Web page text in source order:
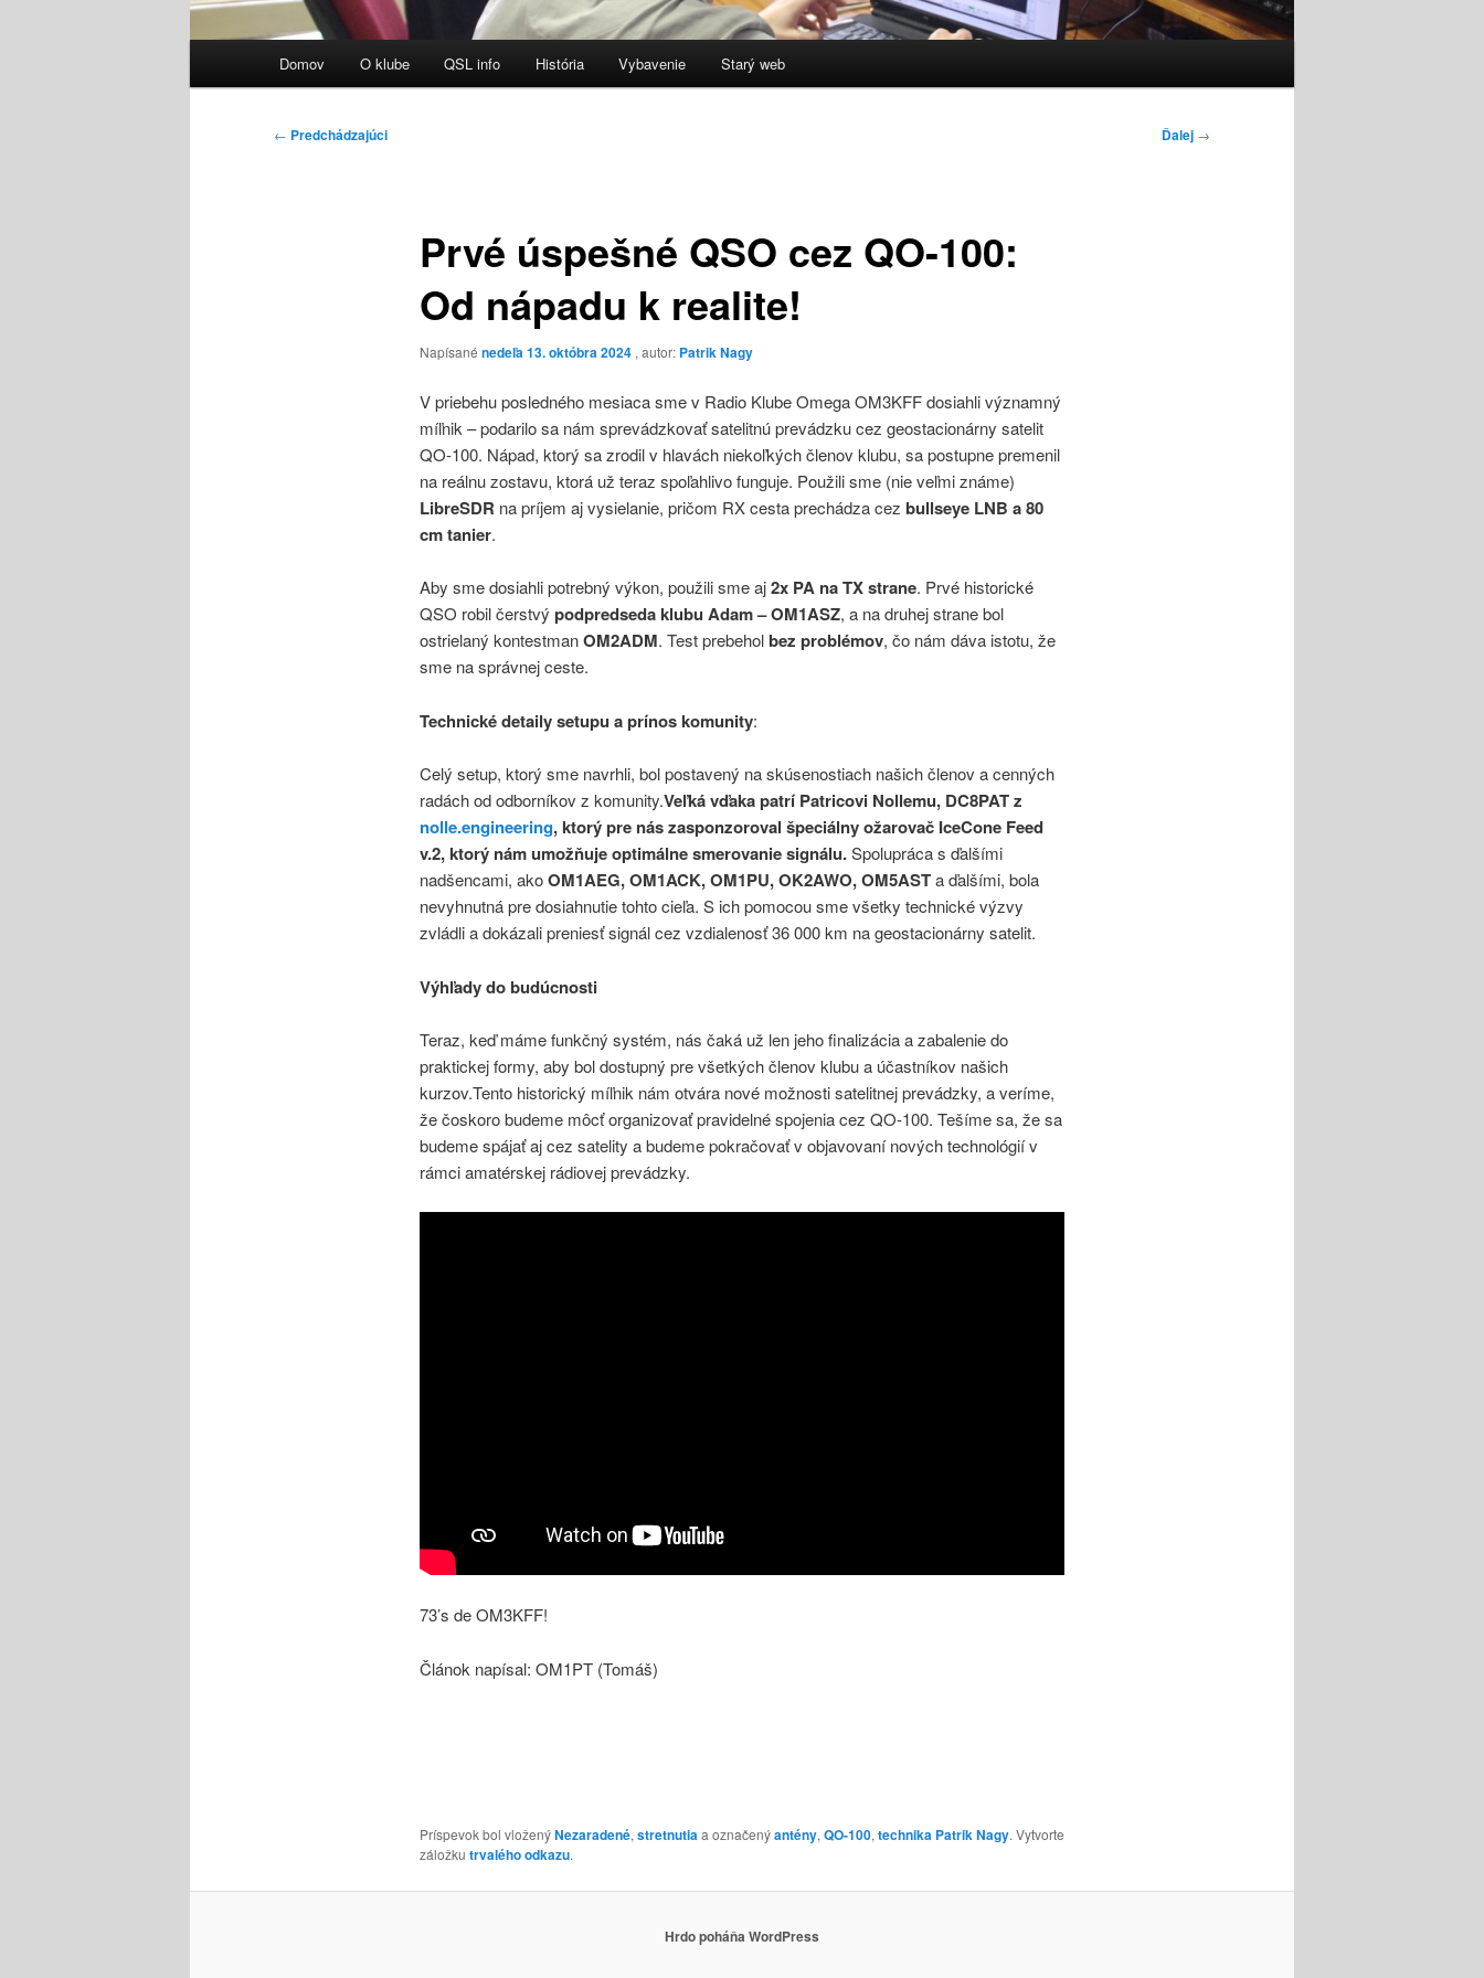
Domov O klube QSL info História Vybavenie Starý web
Navigácia
← Predchádzajúci Ďalej →
Prvé úspešné QSO cez QO-100:
Od nápadu k realite!
Napísané nedeľa 13. októbra 2024 , autor: Patrik Nagy
V priebehu posledného mesiaca sme v Radio Klube Omega OM3KFF dosiahli významný
míľnik – podarilo sa nám sprevádzkovať satelitnú prevádzku cez geostacionárny satelit
QO-100. Nápad, ktorý sa zrodil v hlavách niekoľkých členov klubu, sa postupne premenil
na reálnu zostavu, ktorá už teraz spoľahlivo funguje. Použili sme (nie veľmi známe)
LibreSDR na príjem aj vysielanie, pričom RX cesta prechádza cez bullseye LNB a 80
cm tanier.
Aby sme dosiahli potrebný výkon, použili sme aj2x PA na TX strane. Prvé historické
QSO robil čerstvý podpredseda klubu Adam – OM1ASZ, a na druhej strane bol
ostrielaný kontestmanOM2ADM. Test prebeholbez problémov, čo nám dáva istotu, že
sme na správnej ceste.
Technické detaily setupu a prínos komunity:
Celý setup, ktorý sme navrhli, bol postavený na skúsenostiach našich členov a cenných
radách od odborníkov z komunity.Veľká vďaka patrí Patricovi Nollemu, DC8PAT z
nolle.engineering, ktorý pre nás zasponzoroval špeciálny ožarovač IceCone Feed
v.2, ktorý nám umožňuje optimálne smerovanie signálu.Spolupráca s ďalšími
nadšencami, akoOM1AEG, OM1ACK, OM1PU, OK2AWO, OM5ASTa ďalšími, bola
nevyhnutná pre dosiahnutie tohto cieľa. S ich pomocou sme všetky technické výzvy
zvládli a dokázali preniesť signál cez vzdialenosť 36 000 km na geostacionárny satelit.
Výhľady do budúcnosti
Teraz, keď máme funkčný systém, nás čaká už len jeho finalizácia a zabalenie do
praktickej formy, aby bol dostupný pre všetkých členov klubu a účastníkov našich
kurzov.Tento historický míľnik nám otvára nové možnosti satelitnej prevádzky, a veríme,
že čoskoro budeme môcť organizovať pravidelné spojenia cez QO-100. Tešíme sa, že sa
budeme spájať aj cez satelity a budeme pokračovať v objavovaní nových technológií v
rámci amatérskej rádiovej prevádzky.
73’s de OM3KFF!
Článok napísal: OM1PT (Tomáš)
Príspevok bol vloženýNezaradené, stretnutiaa označenýantény, QO-100, technika Patrik Nagy. Vytvorte
záložku trvalého odkazu.
Hrdo poháňa WordPress